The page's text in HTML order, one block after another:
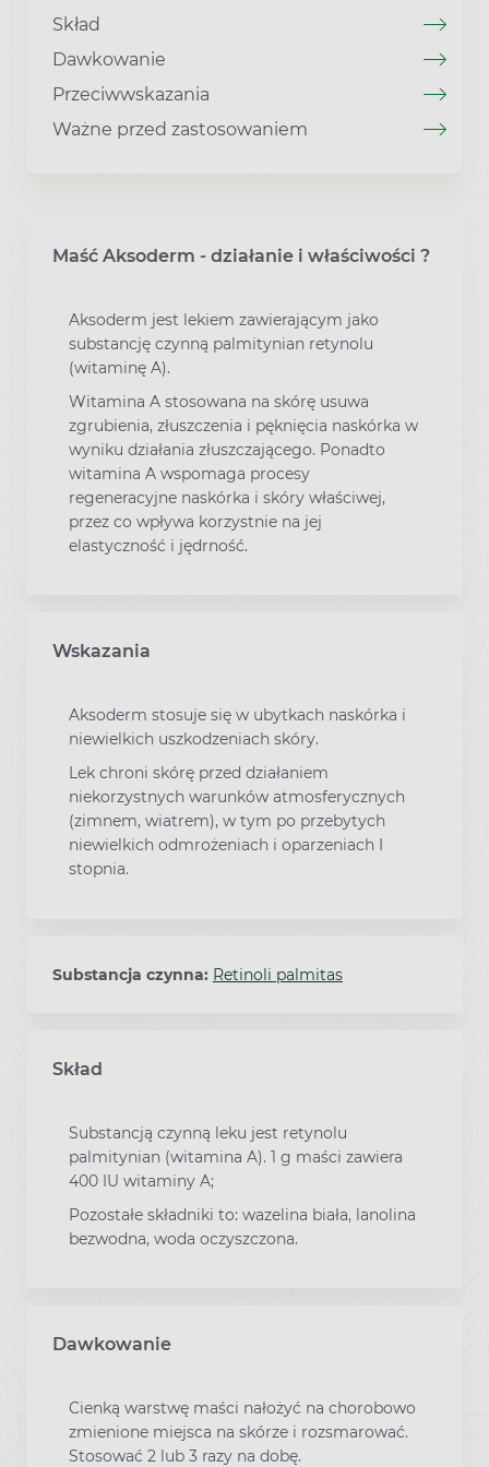
Skład
Dawkowanie
Przeciwwskazania
Ważne przed zastosowaniem
Maść Aksoderm - działanie i właściwości ?
Aksoderm jest lekiem zawierającym jako
substancję czynną palmitynian retynolu
(witaminę A).
Witamina A stosowana na skórę usuwa
zgrubienia, złuszczenia i pęknięcia naskórka w
wyniku działania złuszczającego. Ponadto
witamina A wspomaga procesy
regeneracyjne naskórka i skóry właściwej,
przez co wpływa korzystnie na jej
elastyczność i jędrność.
Wskazania
Aksoderm stosuje się w ubytkach naskórka i
niewielkich uszkodzeniach skóry.
Lek chroni skórę przed działaniem
niekorzystnych warunków atmosferycznych
(zimnem, wiatrem), w tym po przebytych
niewielkich odmrożeniach i oparzeniach I
stopnia.
Substancja czynna: Retinoli palmitas
Skład
Substancją czynną leku jest retynolu
palmitynian (witamina A). 1 g maści zawiera
400 IU witaminy A;
Pozostałe składniki to: wazelina biała, lanolina
bezwodna, woda oczyszczona.
Dawkowanie
Cienką warstwę maści nałożyć na chorobowo
zmienione miejsca na skórze i rozsmarować.
Stosować 2 lub 3 razy na dobę.